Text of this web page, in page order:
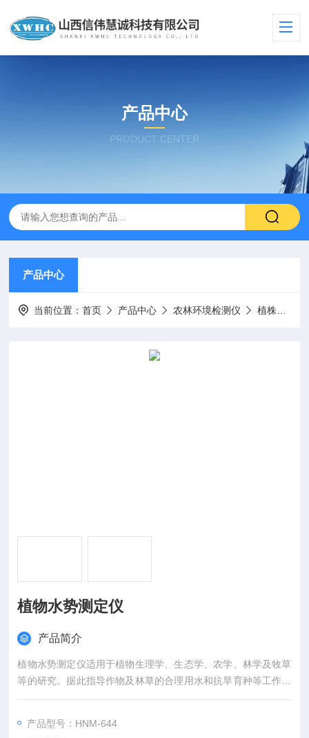
产品中心
PRODUCT CENTER
产品中心
当前位置：首页 产品中心 农林环境检测仪 植株营养茎秆检测仪
植物水势测定仪
产品简介
植物水势测定仪适用于植物生理学、生态学、农学、林学及牧草
等的研究。据此指导作物及林草的合理用水和抗旱育种等工作，
是从事农林教学和科研工作的重要仪器之一。它操作简便，检测
用于室内和室外及野外测量。
产品型号：HNM-644